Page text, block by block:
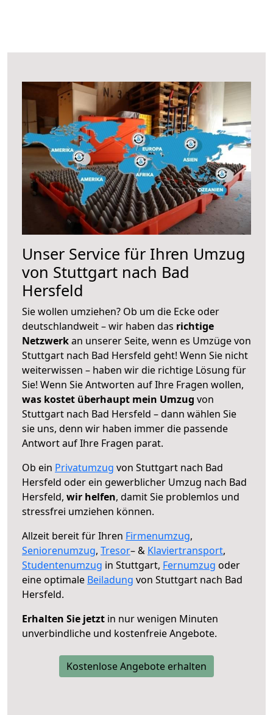
Unser Service für Ihren Umzug
von Stuttgart nach Bad
Hersfeld
Sie wollen umziehen? Ob um die Ecke oder
deutschlandweit – wir haben das richtige
Netzwerkan unserer Seite, wenn es Umzüge von
Stuttgart nach Bad Hersfeld geht! Wenn Sie nicht
weiterwissen – haben wir die richtige Lösung für
Sie! Wenn Sie Antworten auf Ihre Fragen wollen,
was kostet überhaupt mein Umzug von
Stuttgart nach Bad Hersfeld – dann wählen Sie
sie uns, denn wir haben immer die passende
Antwort auf Ihre Fragen parat.
Ob ein Privatumzug von Stuttgart nach Bad
Hersfeld oder ein gewerblicher Umzug nach Bad
Hersfeld, wir helfen, damit Sie problemlos und
stressfrei umziehen können.
Allzeit bereit für Ihren Firmenumzug,
Seniorenumzug, Tresor– & Klaviertransport,
Studentenumzug in Stuttgart, Fernumzug oder
eine optimale Beiladung von Stuttgart nach Bad
Hersfeld.
Erhalten Sie jetzt in nur wenigen Minuten
unverbindliche und kostenfreie Angebote.
Kostenlose Angebote erhalten